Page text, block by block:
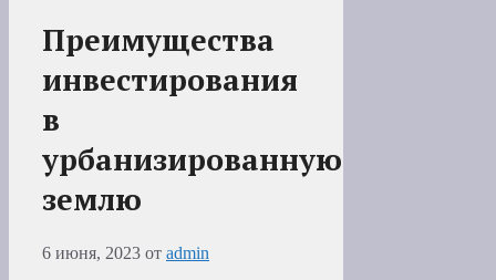
Преимущества
инвестирования
в
урбанизированную
землю
6 июня, 2023 от admin